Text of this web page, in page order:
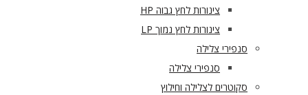
צינורות לחץ גבוה HP
צינורות לחץ נמוך LP
סנפירי צלילה
סנפירי צלילה
סקוטרים לצלילה וחילוץ